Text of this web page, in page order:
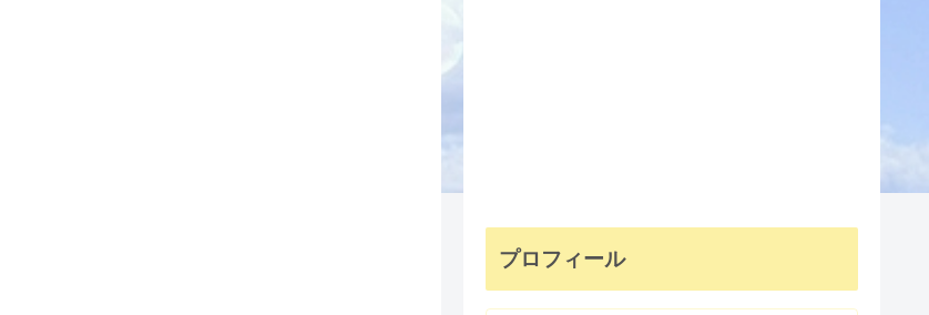
プロフィール